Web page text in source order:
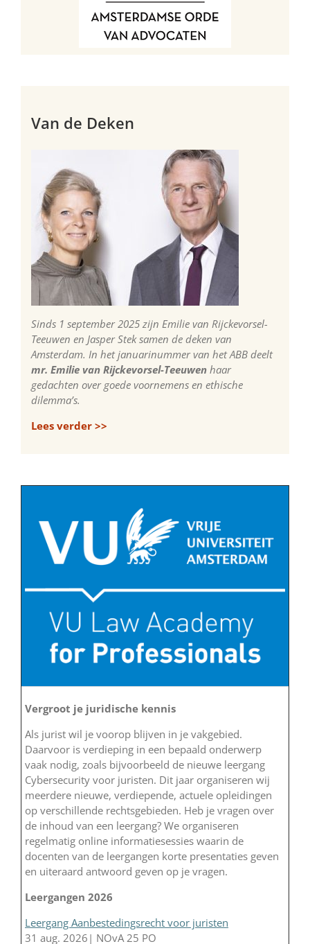
Van de Deken
Sinds 1 september 2025 zijn Emilie van Rijckevorsel-
Teeuwen en Jasper Stek samen de deken van
Amsterdam. In het januarinummer van het ABB deelt
mr. Emilie van Rijckevorsel-Teeuwen haar
gedachten over goede voornemens en ethische
dilemma’s.
Lees verder >>
Vergroot je juridische kennis
Als jurist wil je voorop blijven in je vakgebied.
Daarvoor is verdieping in een bepaald onderwerp
vaak nodig, zoals bijvoorbeeld de nieuwe leergang
Cybersecurity voor juristen. Dit jaar organiseren wij
meerdere nieuwe, verdiepende, actuele opleidingen
op verschillende rechtsgebieden. Heb je vragen over
de inhoud van een leergang? We organiseren
regelmatig online informatiesessies waarin de
docenten van de leergangen korte presentaties geven
en uiteraard antwoord geven op je vragen.
Leergangen 2026
Leergang Aanbestedingsrecht voor juristen
31 aug. 2026| NOvA 25 PO